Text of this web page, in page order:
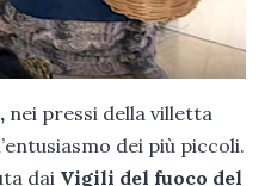
nei pressi della villetta
dei più piccoli.
dai Vigili del fuoco del